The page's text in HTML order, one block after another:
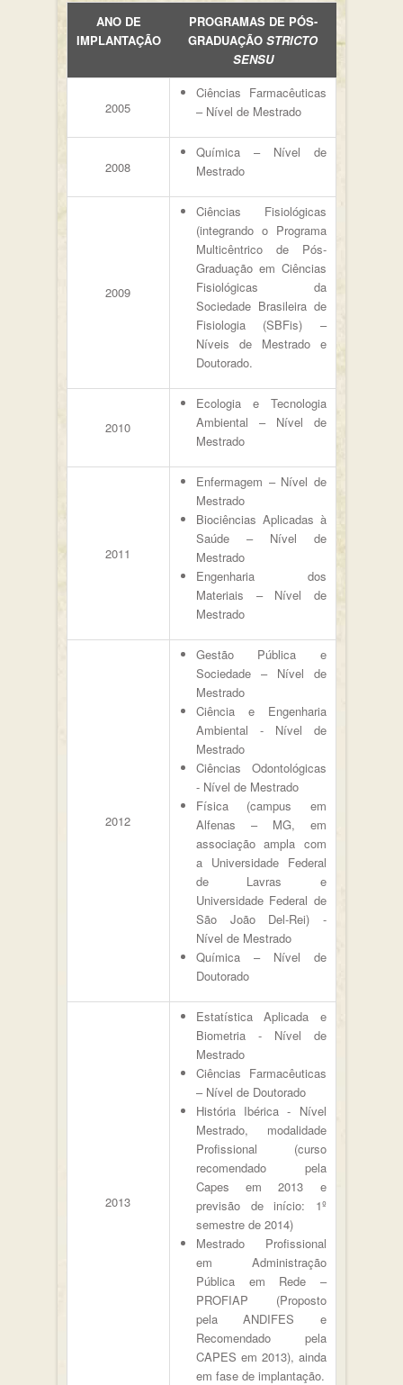
ANO DE
IMPLANTAÇÃO
PROGRAMAS DE PÓS-
GRADUAÇÃO STRICTO
SENSU
2005
Ciências Farmacêuticas
– Nível de Mestrado
2008
Química – Nível de
Mestrado
2009
Ciências Fisiológicas
(integrando o Programa
Multicêntrico de Pós-
Graduação em Ciências
Fisiológicas da
Sociedade Brasileira de
Fisiologia (SBFis) –
Níveis de Mestrado e
Doutorado.
2010
Ecologia e Tecnologia
Ambiental – Nível de
Mestrado
2011
Enfermagem – Nível de
Mestrado
Biociências Aplicadas à
Saúde – Nível de
Mestrado
Engenharia dos
Materiais – Nível de
Mestrado
2012
Gestão Pública e
Sociedade – Nível de
Mestrado
Ciência e Engenharia
Ambiental - Nível de
Mestrado
Ciências Odontológicas
- Nível de Mestrado
Física (campus em
Alfenas – MG, em
associação ampla com
a Universidade Federal
de Lavras e
Universidade Federal de
São João Del-Rei) -
Nível de Mestrado
Química – Nível de
Doutorado
2013
Estatística Aplicada e
Biometria - Nível de
Mestrado
Ciências Farmacêuticas
– Nível de Doutorado
História Ibérica - Nível
Mestrado, modalidade
Profissional (curso
recomendado pela
Capes em 2013 e
previsão de início: 1º
semestre de 2014)
Mestrado Profissional
em Administração
Pública em Rede –
PROFIAP (Proposto
pela ANDIFES e
Recomendado pela
CAPES em 2013), ainda
em fase de implantação.